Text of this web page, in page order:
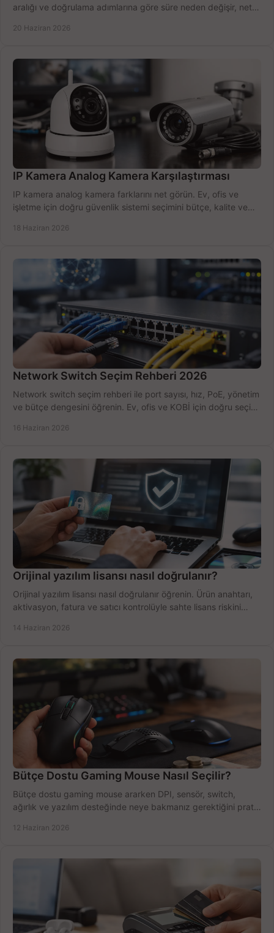
aralığı ve doğrulama adımlarına göre süre neden değişir, net
20 Haziran 2026
IP Kamera Analog Kamera Karşılaştırması
IP kamera analog kamera farklarını net görün. Ev, ofis ve
işletme için doğru güvenlik sistemi seçimini bütçe, kalite ve
18 Haziran 2026
Network Switch Seçim Rehberi 2026
Network switch seçim rehberi ile port sayısı, hız, PoE, yönetim
ve bütçe dengesini öğrenin. Ev, ofis ve KOBİ için doğru seçimi
16 Haziran 2026
Orijinal yazılım lisansı nasıl doğrulanır?
Orijinal yazılım lisansı nasıl doğrulanır öğrenin. Ürün anahtarı,
aktivasyon, fatura ve satıcı kontrolüyle sahte lisans riskini
14 Haziran 2026
Bütçe Dostu Gaming Mouse Nasıl Seçilir?
Bütçe dostu gaming mouse ararken DPI, sensör, switch,
ağırlık ve yazılım desteğinde neye bakmanız gerektiğini pratik
12 Haziran 2026